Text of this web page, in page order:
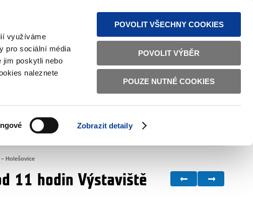
využíváme
pro sociální média
jim poskytli nebo
naleznete
Zobrazit detaily
POVOLIT VŠECHNY COOKIES
POVOLIT VÝBĚR
POUZE NUTNÉ COOKIES
TEXTOVÁ VERZE ČESKY ENGLISH
VNITŘNÍ VĚCI BILATERÁLNÍ SPOLUPRÁCE
– Holešovice
11 hodin Výstaviště